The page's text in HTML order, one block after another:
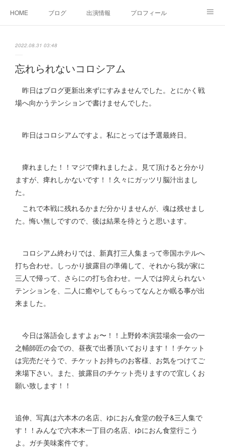
HOME ブログ 出演情報 プロフィール
2022.08.31 03:48
忘れられないコロシアム
昨日はブログ更新出来ずにすみませんでした。とにかく戦
場へ向かうテンションで書けませんでした。
昨日はコロシアムですよ。私にとっては予選最終日。
痺れました！！マジで痺れましたよ。見て頂けると分かり
ますが、痺れしかないです！！久々にガッツリ脳汁出まし
た。
これで本戦に残れるかまだ分かりませんが、魂は残せまし
た。悔い無しですので、後は結果を待とうと思います。
コロシアム終わりでは、新真打三人集まって帝国ホテルへ
打ち合わせ。しっかり披露目の準備して、それから我が家に
三人で帰って、さらにの打ち合わせ。一人では抑えられない
テンションを、二人に癒やしてもらってなんとか眠る事が出
来ました。
今日は落語会しますよぉ〜！！上野鈴本演芸場余一会の一
之輔師匠の会での、昼夜で出番頂いております！！チケット
は完売だそうで、チケットお持ちのお客様、お気をつけてご
来場下さい。また、披露目のチケット売りますので宜しくお
願い致します！！
追伸、写真は六本木の名店、ゆにおん食堂の餃子&三人集で
す！！みんなで六本木一丁目の名店、ゆにおん食堂行こう
よ。ガチ美味案件です。